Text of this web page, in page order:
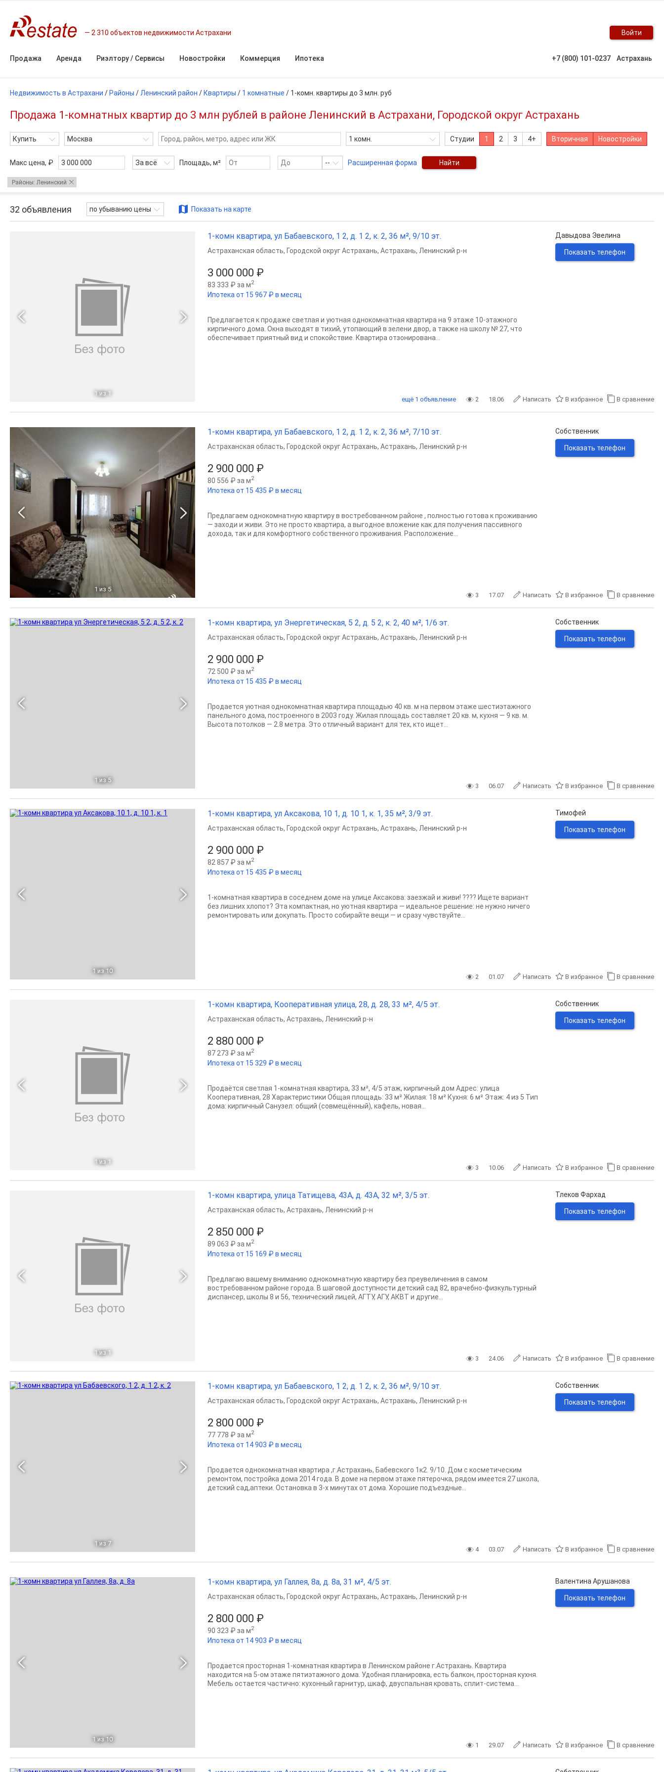
2 310 объектов недвижимости Астрахани Войти
Продажа Аренда Риэлтору / Сервисы Новостройки Коммерция Ипотека +7 (800) 101-0237 Астрахань
Недвижимость в Астрахани / Районы / Ленинский район / Квартиры / 1 комнатные / 1-комн. квартиры до 3 млн. руб
Продажа 1-комнатных квартир до 3 млн рублей в районе Ленинский в Астрахани, Городской округ Астрахань
Купить Москва 1 комн. Студии 1 2 3 4+ Вторичная Новостройки
Макс цена, ₽ За всё Площадь, м² -- Расширенная форма Найти
Районы: Ленинский
32 объявления по убыванию цены Показать на карте
1 из 1
1-комн квартира, ул Бабаевского, 1 2, д. 1 2, к. 2, 36 м², 9/10 эт.
3 000 000 ₽
83 333 ₽ за м2
Ипотека от 15 967 ₽ в месяц
Астраханская область, Городской округ Астрахань, Астрахань, Ленинский р-н
Предлагается к продаже светлая и уютная однокомнатная квартира на 9 этаже 10-этажного
кирпичного дома. Окна выходят в тихий, утопающий в зелени двор, а также на школу № 27, что
обеспечивает приятный вид и спокойствие. Квартира отзонирована...
Давыдова Эвелина
Показать телефон
2 18.06 Написать В избранное В сравнение
ещё 1 объявление
1 из 5
1-комн квартира, ул Бабаевского, 1 2, д. 1 2, к. 2, 36 м², 7/10 эт.
2 900 000 ₽
80 556 ₽ за м2
Ипотека от 15 435 ₽ в месяц
Астраханская область, Городской округ Астрахань, Астрахань, Ленинский р-н
Предлагаем однокомнатную квартиру в востребованном районе , полностью готова к проживанию
— заходи и живи. Это не просто квартира, а выгодное вложение как для получения пассивного
дохода, так и для комфортного собственного проживания. Расположение...
Собственник
Показать телефон
3 17.07 Написать В избранное В сравнение
1 из 5
1-комн квартира, ул Энергетическая, 5 2, д. 5 2, к. 2, 40 м², 1/6 эт.
2 900 000 ₽
72 500 ₽ за м2
Ипотека от 15 435 ₽ в месяц
Астраханская область, Городской округ Астрахань, Астрахань, Ленинский р-н
Продается уютная однокомнатная квартира площадью 40 кв. м на первом этаже шестиэтажного
панельного дома, построенного в 2003 году. Жилая площадь составляет 20 кв. м, кухня — 9 кв. м.
Высота потолков — 2.8 метра. Это отличный вариант для тех, кто ищет...
Собственник
Показать телефон
3 06.07 Написать В избранное В сравнение
1 из 10
1-комн квартира, ул Аксакова, 10 1, д. 10 1, к. 1, 35 м², 3/9 эт.
2 900 000 ₽
82 857 ₽ за м2
Ипотека от 15 435 ₽ в месяц
Астраханская область, Городской округ Астрахань, Астрахань, Ленинский р-н
1‑комнатная квартира в соседнем доме на улице Аксакова: заезжай и живи! ???? Ищете вариант
без лишних хлопот? Эта компактная, но уютная квартира — идеальное решение: не нужно ничего
ремонтировать или докупать. Просто собирайте вещи — и сразу чувствуйте...
Тимофей
Показать телефон
2 01.07 Написать В избранное В сравнение
1 из 1
1-комн квартира, Кооперативная улица, 28, д. 28, 33 м², 4/5 эт.
2 880 000 ₽
87 273 ₽ за м2
Ипотека от 15 329 ₽ в месяц
Астраханская область, Астрахань, Ленинский р-н
Продаётся светлая 1-комнатная квартира, 33 м², 4/5 этаж, кирпичный дом Адрес: улица
Кооперативная, 28 Характеристики Общая площадь: 33 м² Жилая: 18 м² Кухня: 6 м² Этаж: 4 из 5 Тип
дома: кирпичный Санузел: общий (совмещённый), кафель, новая...
Собственник
Показать телефон
3 10.06 Написать В избранное В сравнение
1 из 1
1-комн квартира, улица Татищева, 43А, д. 43А, 32 м², 3/5 эт.
2 850 000 ₽
89 063 ₽ за м2
Ипотека от 15 169 ₽ в месяц
Астраханская область, Астрахань, Ленинский р-н
Предлагаю вашему вниманию однокомнатную квартиру без преувеличения в самом
востребованном районе города. В шаговой доступности детский сад 82, врачебно-физкультурный
диспансер, школы 8 и 56, технический лицей, АГТУ, АГУ, АКВТ и другие...
Тлеков Фархад
Показать телефон
3 24.06 Написать В избранное В сравнение
1 из 7
1-комн квартира, ул Бабаевского, 1 2, д. 1 2, к. 2, 36 м², 9/10 эт.
2 800 000 ₽
77 778 ₽ за м2
Ипотека от 14 903 ₽ в месяц
Астраханская область, Городской округ Астрахань, Астрахань, Ленинский р-н
Продается однокомнатная квартира ,г.Астрахань, Бабевского 1к2. 9/10. Дом с косметическим
ремонтом, постройка дома 2014 года. В доме на первом этаже пятерочка, рядом имеется 27 школа,
детский сад,аптеки. Остановка в 3-х минутах от дома. Хорошие подъездные...
Собственник
Показать телефон
4 03.07 Написать В избранное В сравнение
1 из 10
1-комн квартира, ул Галлея, 8а, д. 8а, 31 м², 4/5 эт.
2 800 000 ₽
90 323 ₽ за м2
Ипотека от 14 903 ₽ в месяц
Астраханская область, Городской округ Астрахань, Астрахань, Ленинский р-н
Пpoдаeтcя пpoсторная 1-комнaтная квaртиpа в Ленинском paйoнe г.Aстраxань. Квартира
находится на 5-ом этаже пятиэтажного дома. Удoбнaя плaниpoвка, eсть балкон, пpостоpнaя кухня.
Мeбель oстaется чaстичнo: куxoнный гарнитур, шкaф, двуспальная кровать, сплит-cиcтемa...
Валентина Арушанова
Показать телефон
1 29.07 Написать В избранное В сравнение